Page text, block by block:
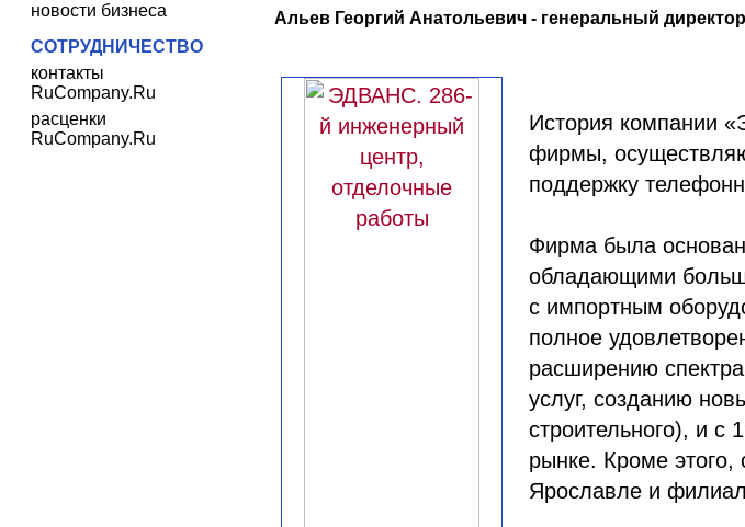
новости бизнеса
СОТРУДНИЧЕСТВО
контакты
RuCompany.Ru
расценки
RuCompany.Ru
Альев Георгий Анатольевич - генеральный директор
История компании
фирмы,
поддержку
Фирма была
обладающими
с импортным
полное
расширению
услуг, созданию
строительного), и с
рынке. Кроме
Ярославле и